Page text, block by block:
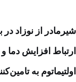
شیرمادر از نوزاد
ارتباط افزایش
اولتیماتوم به